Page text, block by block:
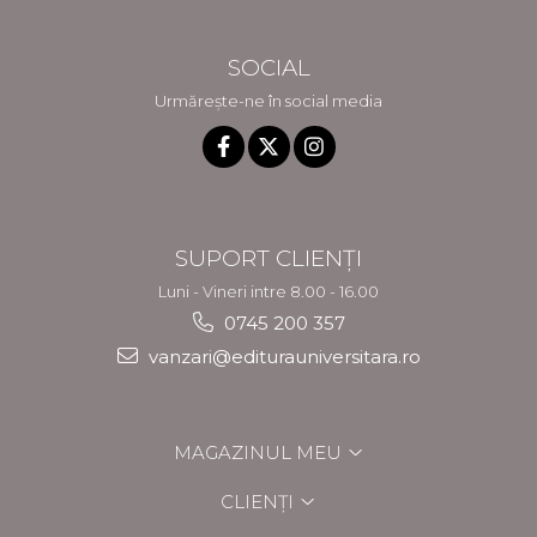
SOCIAL
Urmărește-ne în social media
SUPORT CLIENȚI
Luni - Vineri intre 8.00 - 16.00
0745 200 357
vanzari@editurauniversitara.ro
MAGAZINUL MEU
CLIENȚI